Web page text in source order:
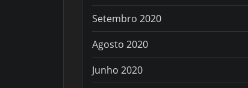
Setembro 2020
Agosto 2020
Junho 2020